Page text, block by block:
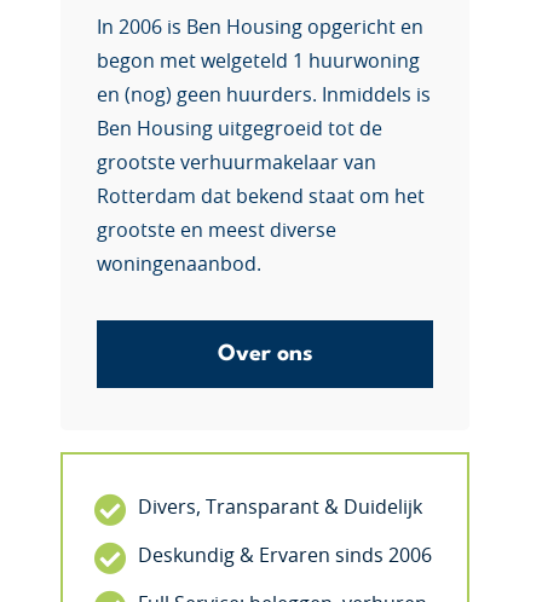
In 2006 is Ben Housing opgericht en
begon met welgeteld 1 huurwoning
en (nog) geen huurders. Inmiddels is
Ben Housing uitgegroeid tot de
grootste verhuurmakelaar van
Rotterdam dat bekend staat om het
grootste en meest diverse
woningenaanbod.
Over ons
Divers, Transparant & Duidelijk
Deskundig & Ervaren sinds 2006